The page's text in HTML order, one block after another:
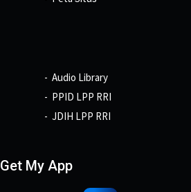
Audio Library
PPID LPP RRI
JDIH LPP RRI
Get My App